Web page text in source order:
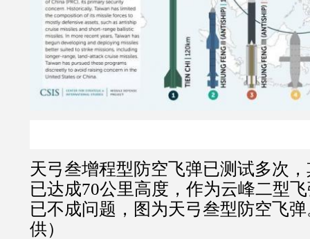
天弓叁增程型防空飞弹已测试多次
已达成70公里高度，作为云峰二型
已不成问题，图为天弓叁型防空飞
供）